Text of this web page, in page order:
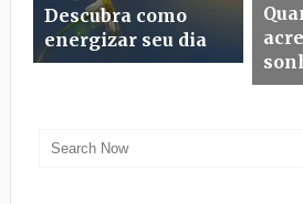
Descubra como
energizar seu dia